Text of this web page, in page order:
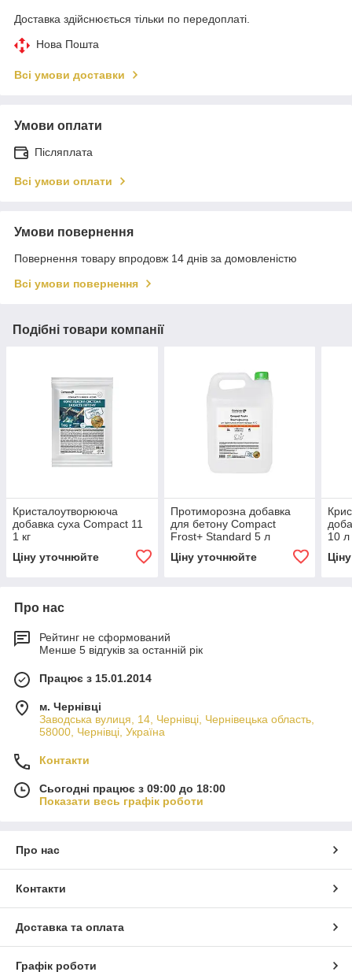
Доставка здійснюється тільки по передоплаті.
Нова Пошта
Всі умови доставки
Умови оплати
Післяплата
Всі умови оплати
Умови повернення
Повернення товару впродовж 14 днів за домовленістю
Всі умови повернення
Подібні товари компанії
Кристалоутворююча
добавка суха Compact 11
1 кг
Ціну уточнюйте
Протиморозна добавка
для бетону Compact
Frost+ Standard 5 л
Ціну уточнюйте
10 л
Про нас
Рейтинг не сформований
Менше 5 відгуків за останній рік
Працює з 15.01.2014
м. Чернівці
Заводська вулиця, 14, Чернівці, Чернівецька область,
58000, Чернівці, Україна
Контакти
Сьогодні працює з 09:00 до 18:00
Показати весь графік роботи
Про нас
Контакти
Доставка та оплата
Графік роботи